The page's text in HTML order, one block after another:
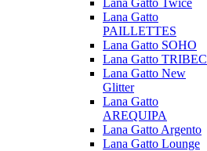
Lana Gatto Twice
Lana Gatto
PAILLETTES
Lana Gatto SOHO
Lana Gatto
Lana Gatto New
Glitter
Lana Gatto
AREQUIPA
Lana Gatto Argento
Lana Gatto Lounge